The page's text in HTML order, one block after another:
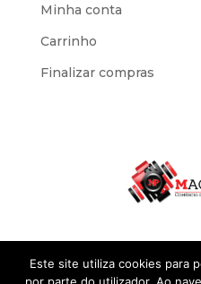
Minha conta
Carrinho
Finalizar compras
Este site utiliza cookies para
por parte do utilizador. Ao